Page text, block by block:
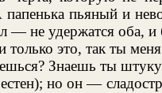
пьяный и
не удержатся оба, и
это, так ты
Знаешь ты
но он —